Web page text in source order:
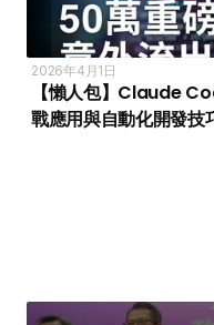
2026年4月1日
【懶人包】Claude
戰應用與自動化開發技